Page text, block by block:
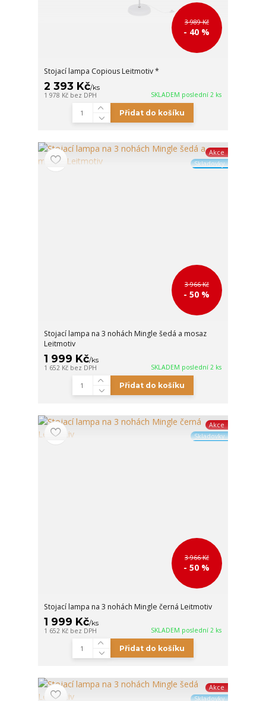
3 989 Kč
- 40 %
Stojací lampa Copious Leitmotiv *
2 393 Kč/ks
1 978 Kč bez DPH SKLADEM poslední 2 ks
Přidat do košíku
Akce
Skladovky
3 966 Kč
- 50 %
Stojací lampa na 3 nohách Mingle šedá a mosaz
Leitmotiv
1 999 Kč/ks
1 652 Kč bez DPH SKLADEM poslední 2 ks
Přidat do košíku
Akce
Skladovky
3 966 Kč
- 50 %
Stojací lampa na 3 nohách Mingle černá Leitmotiv
1 999 Kč/ks
1 652 Kč bez DPH SKLADEM poslední 2 ks
Přidat do košíku
Akce
Skladovky